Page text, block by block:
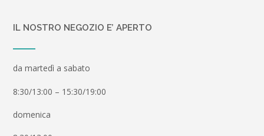
IL NOSTRO NEGOZIO E’ APERTO
da martedì a sabato
8:30/13:00 – 15:30/19:00
domenica